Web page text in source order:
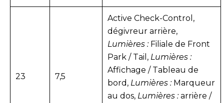
23 7,5
Active Check-Control,
dégivreur arrière,
Lumières :Filiale de Front
Park / Tail, Lumières :
Affichage / Tableau de
bord, Lumières :Marqueur
au dos, Lumières :arrière /